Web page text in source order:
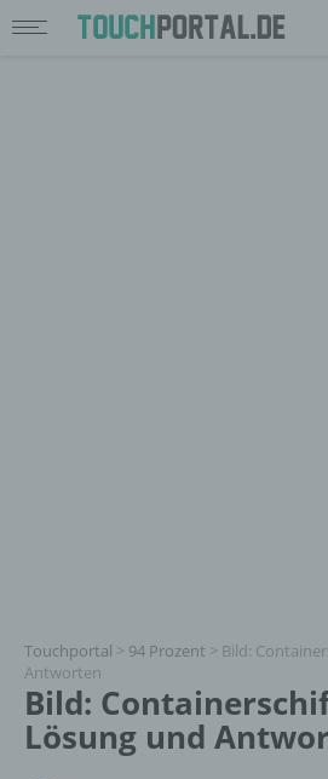
Touchportal > 94 Prozent > Bild:
Antworten
Bild:
Lösung und